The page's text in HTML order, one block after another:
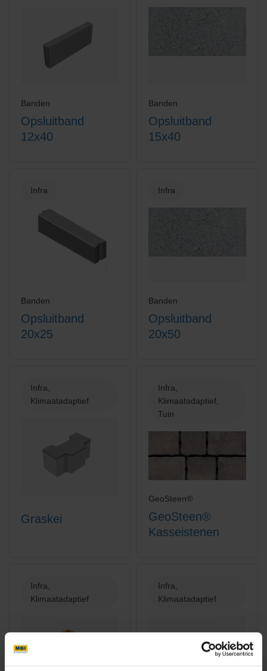
Banden
Opsluitband
12x40
Banden
Opsluitband
15x40
Infra
Banden
Opsluitband
20x25
Infra
Banden
Opsluitband
20x50
Infra,
Klimaatadaptief
Graskei
Infra,
Klimaatadaptief,
Tuin
GeoSteen®
GeoSteen®
Kasseistenen
Infra,
Klimaatadaptief
Infra,
Klimaatadaptief